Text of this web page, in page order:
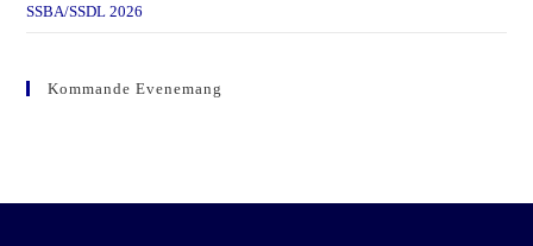
SSBA/SSDL 2026
Kommande Evenemang